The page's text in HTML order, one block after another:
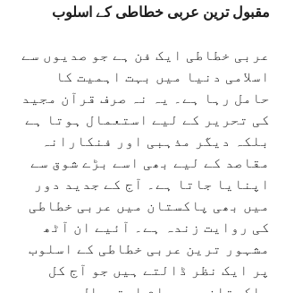
مقبول ترین عربی خطاطی کے اسلوب
عربی خطاطی ایک فن ہے جو صدیوں سے
اسلامی دنیا میں بہت اہمیت کا
حامل رہا ہے۔ یہ نہ صرف قرآن مجید
کی تحریر کے لیے استعمال ہوتا ہے
بلکہ دیگر مذہبی اور فنکارانہ
مقاصد کے لیے بھی اسے بڑے شوق سے
اپنایا جاتا ہے۔ آج کے جدید دور
میں بھی پاکستان میں عربی خطاطی
کی روایت زندہ ہے۔ آئیے ان آٹھ
مشہور ترین عربی خطاطی کے اسلوب
پر ایک نظر ڈالتے ہیں جو آج کل